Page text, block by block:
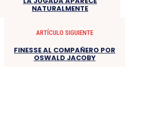
NATURALMENTE
ARTÍCULO SIGUIENTE
FINESSE AL COMPAÑERO POR
OSWALD JACOBY